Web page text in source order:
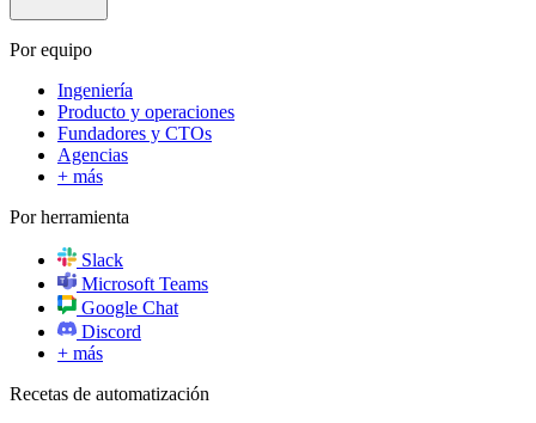
Por equipo
Ingeniería
Producto y operaciones
Fundadores y CTOs
Agencias
+ más
Por herramienta
Slack
Microsoft Teams
Google Chat
Discord
+ más
Recetas de automatización